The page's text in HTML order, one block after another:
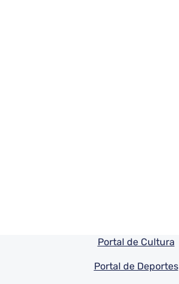
Pie de pagina información
Portal de Cultura
Portal de Deportes